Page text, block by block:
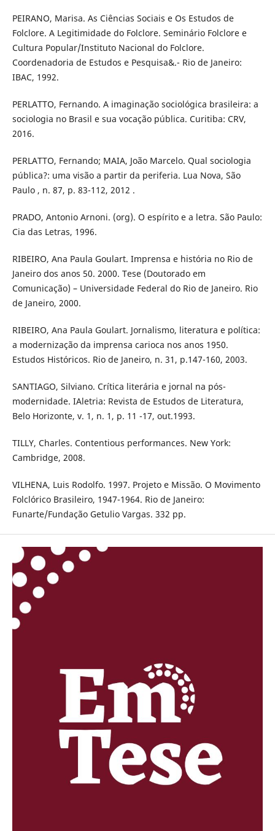
PEIRANO, Marisa. As Ciências Sociais e Os Estudos de
Folclore. A Legitimidade do Folclore. Seminário Folclore e
Cultura Popular/Instituto Nacional do Folclore.
Coordenadoria de Estudos e Pesquisa&.- Rio de Janeiro:
IBAC, 1992.
PERLATTO, Fernando. A imaginação sociológica brasileira: a
sociologia no Brasil e sua vocação pública. Curitiba: CRV,
2016.
PERLATTO, Fernando; MAIA, João Marcelo. Qual sociologia
pública?: uma visão a partir da periferia. Lua Nova, São
Paulo , n. 87, p. 83-112, 2012 .
PRADO, Antonio Arnoni. (org). O espírito e a letra. São Paulo:
Cia das Letras, 1996.
RIBEIRO, Ana Paula Goulart. Imprensa e história no Rio de
Janeiro dos anos 50. 2000. Tese (Doutorado em
Comunicação) – Universidade Federal do Rio de Janeiro. Rio
de Janeiro, 2000.
RIBEIRO, Ana Paula Goulart. Jornalismo, literatura e política:
a modernização da imprensa carioca nos anos 1950.
Estudos Históricos. Rio de Janeiro, n. 31, p.147-160, 2003.
SANTIAGO, Silviano. Crítica literária e jornal na pós-
modernidade. IAletria: Revista de Estudos de Literatura,
Belo Horizonte, v. 1, n. 1, p. 11 -17, out.1993.
TILLY, Charles. Contentious performances. New York:
Cambridge, 2008.
VILHENA, Luis Rodolfo. 1997. Projeto e Missão. O Movimento
Folclórico Brasileiro, 1947-1964. Rio de Janeiro:
Funarte/Fundação Getulio Vargas. 332 pp.